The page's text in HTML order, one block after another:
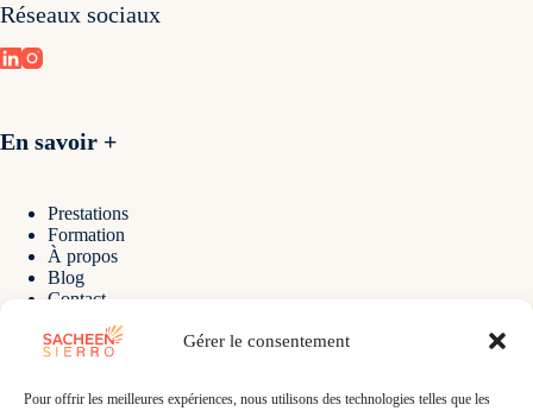
Gérer le consentement
Pour offrir les meilleures expériences, nous utilisons des technologies telles que les
Réseaux sociaux
En savoir +
Prestations
Formation
À propos
Blog
Contact